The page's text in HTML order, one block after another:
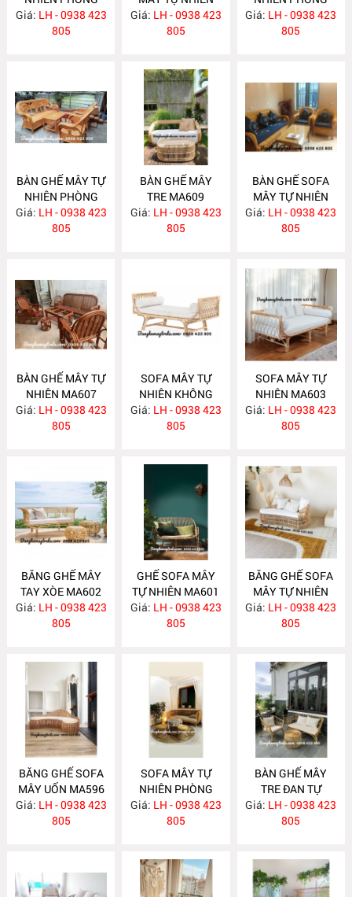
KHÁCH MA620
Giá: LH - 0938 423
805
MA615
Giá: LH - 0938 423
805
KHÁCH MA612
Giá: LH - 0938 423
805
BÀN GHẾ MÂY TỰ
NHIÊN PHÒNG
KHÁCH MA610
Giá: LH - 0938 423
805
BÀN GHẾ MÂY
TRE MA609
Giá: LH - 0938 423
805
BÀN GHẾ SOFA
MÂY TỰ NHIÊN
PHÒNG KHÁCH
MA608
Giá: LH - 0938 423
805
BÀN GHẾ MÂY TỰ
NHIÊN MA607
Giá: LH - 0938 423
805
SOFA MÂY TỰ
NHIÊN KHÔNG
TỰA MA604
Giá: LH - 0938 423
805
SOFA MÂY TỰ
NHIÊN MA603
Giá: LH - 0938 423
805
BĂNG GHẾ MÂY
TAY XÒE MA602
Giá: LH - 0938 423
805
GHẾ SOFA MÂY
TỰ NHIÊN MA601
Giá: LH - 0938 423
805
BĂNG GHẾ SOFA
MÂY TỰ NHIÊN
MA597
Giá: LH - 0938 423
805
BĂNG GHẾ SOFA
MÂY UỐN MA596
Giá: LH - 0938 423
805
SOFA MÂY TỰ
NHIÊN PHÒNG
KHÁCH MA588
Giá: LH - 0938 423
805
BÀN GHẾ MÂY
TRE ĐAN TỰ
NHIÊN MA587
Giá: LH - 0938 423
805